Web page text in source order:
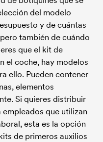
del modelo
y de cuántas
también de cuándo
que el kit de
el coche, hay modelos
ello. Pueden contener
elementos
Si quieres distribuir
que utilizan
esta es la opción
de primeros auxilios